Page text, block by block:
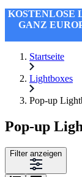
KOSTENLOSE
GANZ
Startseite
Lightboxes
Pop-up
Pop-up
Filter anzeigen